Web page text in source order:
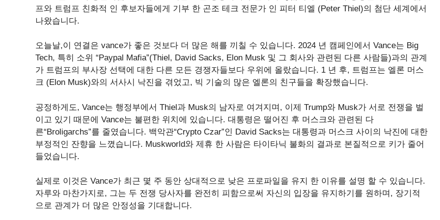
프와 트럼프 친화적 인 후보자들에게 기부 한 곤조 테크 전문가 인 피터 티엘 (Peter Thiel)의 첨단 세계에서
나왔습니다.
오늘날,이 연결은 vance가 좋은 것보다 더 많은 해를 끼칠 수 있습니다. 2024 년 캠페인에서 Vance는 Big
Tech, 특히 소위 “Paypal Mafia”(Thiel, David Sacks, Elon Musk 및 그 회사와 관련된 다른 사람들)과의 관계
가 트럼프의 부사장 선택에 대한 다른 모든 경쟁자들보다 우위에 올랐습니다. 1 년 후, 트럼프는 엘론 머스
크 (Elon Musk)와의 서사시 낙진을 겪었고, 빅 기술의 많은 엘론의 친구들을 확장했습니다.
공정하게도, Vance는 행정부에서 Thiel과 Musk의 남자로 여겨지며, 이제 Trump와 Musk가 서로 전쟁을 벌
이고 있기 때문에 Vance는 불편한 위치에 있습니다. 대통령은 떨어진 후 머스크와 관련된 다
른“Broligarchs”를 줄였습니다. 백악관“Crypto Czar”인 David Sacks는 대통령과 머스크 사이의 낙진에 대한
부정적인 잔향을 느꼈습니다. Muskworld와 제휴 한 사람은 타이타닉 불화의 결과로 본질적으로 키가 줄어
들었습니다.
실제로 이것은 Vance가 최근 몇 주 동안 상대적으로 낮은 프로파일을 유지 한 이유를 설명 할 수 있습니다.
자루와 마찬가지로, 그는 두 전쟁 당사자를 완전히 피함으로써 자신의 입장을 유지하기를 원하며, 장기적
으로 관계가 더 많은 안정성을 기대합니다.